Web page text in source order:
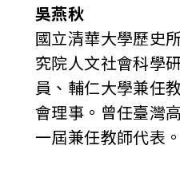
吳燕秋
國立清華大學歷史
究院人文社會科學
員、輔仁大學兼任
會理事。曾任臺灣
一屆兼任教師代表。